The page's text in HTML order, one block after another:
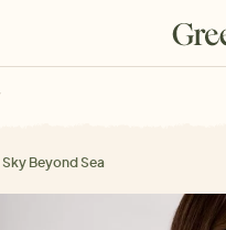
poukazy
Beyond Sea